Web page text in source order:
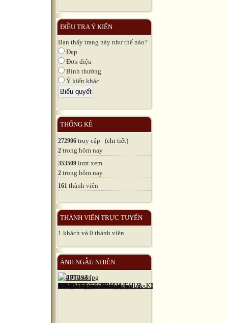
ĐIỀU TRA Ý KIẾN
Bạn thấy trang này như thế nào?
Đẹp
Đơn điệu
Bình thường
Ý kiến khác
THỐNG KÊ
272906 truy cập (chi tiết)
2 trong hôm nay
353509 lượt xem
2 trong hôm nay
161 thành viên
THÀNH VIÊN TRỰC TUYẾN
1 khách và 0 thành viên
ẢNH NGẪU NHIÊN